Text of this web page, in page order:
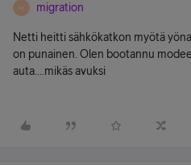
M migration
Netti heitti sähkökatkon myötä
on punainen. Olen bootannu
auta....mikäs avuksi